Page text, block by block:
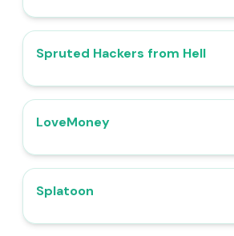
Spruted Hackers from Hell
LoveMoney
Splatoon